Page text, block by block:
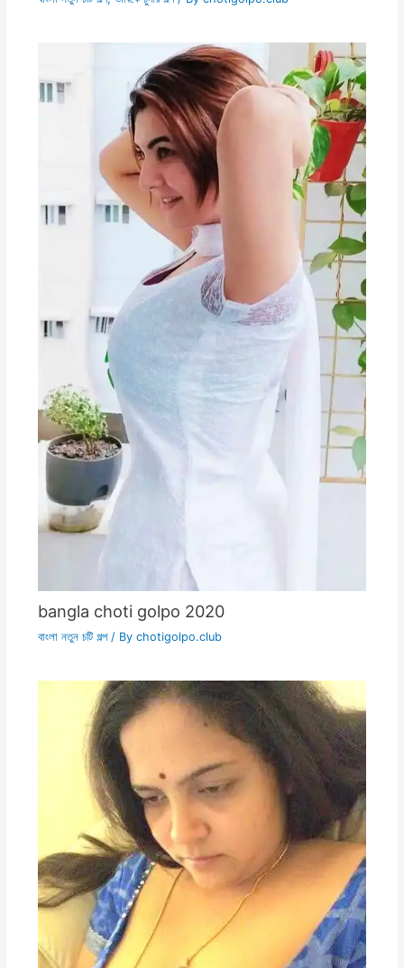
bangla choti golpo 2020
বাংলা নতুন চটি গল্প/ By chotigolpo.club